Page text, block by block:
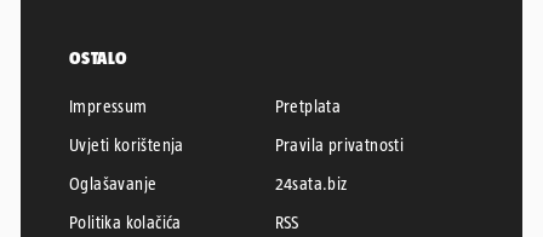
OSTALO
Impressum
Pretplata
Uvjeti korištenja
Pravila privatnosti
Oglašavanje
24sata.biz
Politika kolačića
RSS